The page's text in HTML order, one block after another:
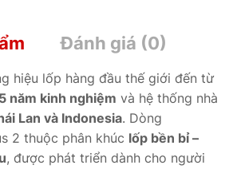
Đánh giá (0)
hiệu lốp hàng đầu thế giới đến từ
năm kinh nghiệm và hệ thống nhà
Lan và Indonesia. Dòng
2 thuộc phân khúc lốp bền bỉ –
, được phát triển dành cho người